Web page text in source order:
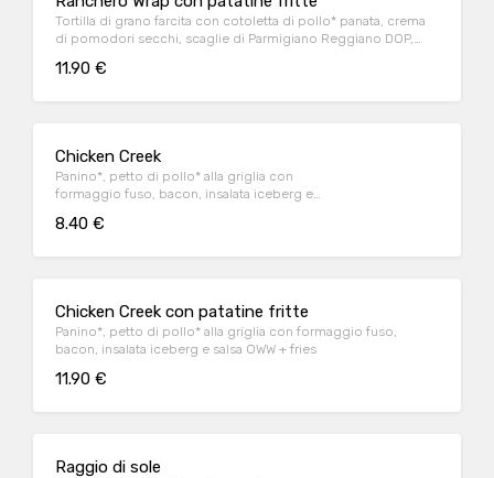
Tortilla di grano farcita con cotoletta di pollo* panata, crema
di pomodori secchi, scaglie di Parmigiano Reggiano DOP,
11.90 €
Chicken Creek
Panino*, petto di pollo* alla griglia con
formaggio fuso, bacon, insalata iceberg e
8.40 €
Chicken Creek con patatine fritte
Panino*, petto di pollo* alla griglia con formaggio fuso,
bacon, insalata iceberg e salsa OWW + fries
11.90 €
Raggio di sole